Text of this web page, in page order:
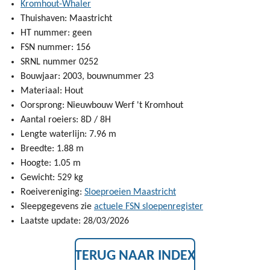
Kromhout-Whaler
Thuishaven: Maastricht
HT nummer: geen
FSN nummer: 156
SRNL nummer 0252
Bouwjaar: 2003, bouwnummer 23
Materiaal: Hout
Oorsprong: Nieuwbouw Werf 't Kromhout
Aantal roeiers: 8D / 8H
Lengte waterlijn: 7.96 m
Breedte: 1.88 m
Hoogte: 1.05 m
Gewicht: 529 kg
Roeivereniging: Sloeproeien Maastricht
Sleepgegevens zie actuele FSN sloepenregister
Laatste update: 28/03/2026
TERUG NAAR INDEX